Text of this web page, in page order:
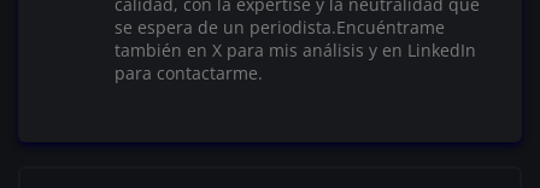
calidad, con la expertise y la neutralidad que
se espera de un periodista.Encuéntrame
también en X para mis análisis y en LinkedIn
para contactarme.